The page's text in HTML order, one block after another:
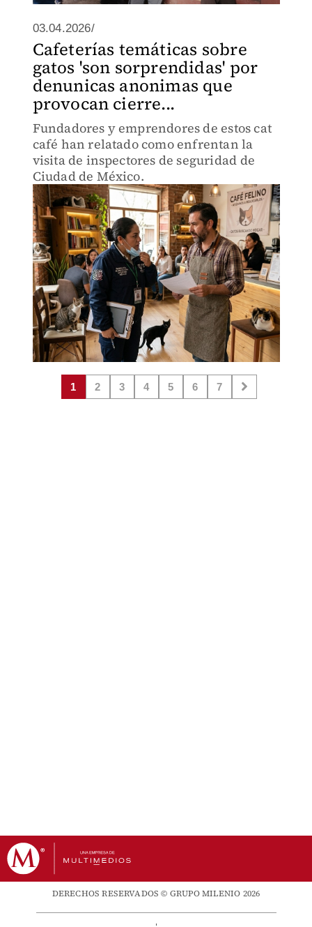
03.04.2026/
Cafeterías temáticas sobre
gatos 'son sorprendidas' por
denunicas anonimas que
provocan cierre...
Fundadores y emprendores de estos cat
café han relatado como enfrentan la
visita de inspectores de seguridad de
Ciudad de México.
1 2 3 4 5 6 7
DERECHOS RESERVADOS © GRUPO MILENIO 2026